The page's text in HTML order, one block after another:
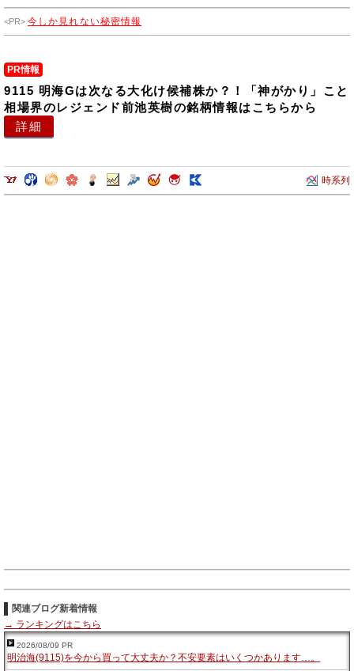
理全般を行っております。
今しか見れない秘密情報
PR情報
9115 明海Gは次なる大化け候補株か？！「神がかり」こと
相場界のレジェンド前池英樹の銘柄情報はこちらから
詳細
時系列
関連ブログ新着情報
→ ランキングはこちら
2026/08/09 PR
明治海(9115)を今から買って大丈夫か？不安要素はいくつかあります…。